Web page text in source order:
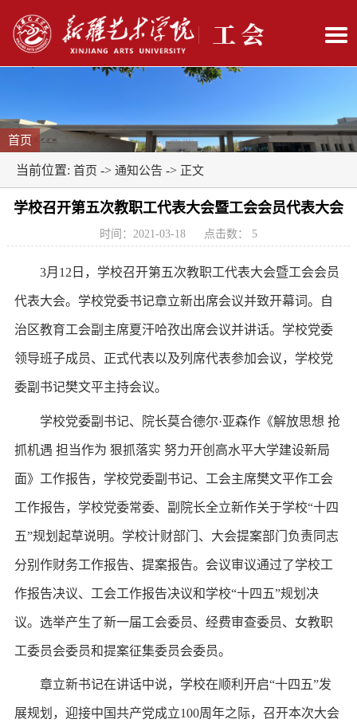
首页
当前位置: 首页 -> 通知公告 -> 正文
学校召开第五次教职工代表大会暨工会会员代表大会
时间：2021-03-18 点击数： 5
3月12日，学校召开第五次教职工代表大会暨工会会员
代表大会。学校党委书记章立新出席会议并致开幕词。自
治区教育工会副主席夏汗哈孜出席会议并讲话。学校党委
领导班子成员、正式代表以及列席代表参加会议，学校党
委副书记樊文平主持会议。
学校党委副书记、院长莫合德尔·亚森作《解放思想 抢
抓机遇 担当作为 狠抓落实 努力开创高水平大学建设新局
面》工作报告，学校党委副书记、工会主席樊文平作工会
工作报告，学校党委常委、副院长全立新作关于学校“十四
五”规划起草说明。学校计财部门、大会提案部门负责同志
分别作财务工作报告、提案报告。会议审议通过了学校工
作报告决议、工会工作报告决议和学校“十四五”规划决
议。选举产生了新一届工会委员、经费审查委员、女教职
工委员会委员和提案征集委员会委员。
章立新书记在讲话中说，学校在顺利开启“十四五”发
展规划，迎接中国共产党成立100周年之际，召开本次大会